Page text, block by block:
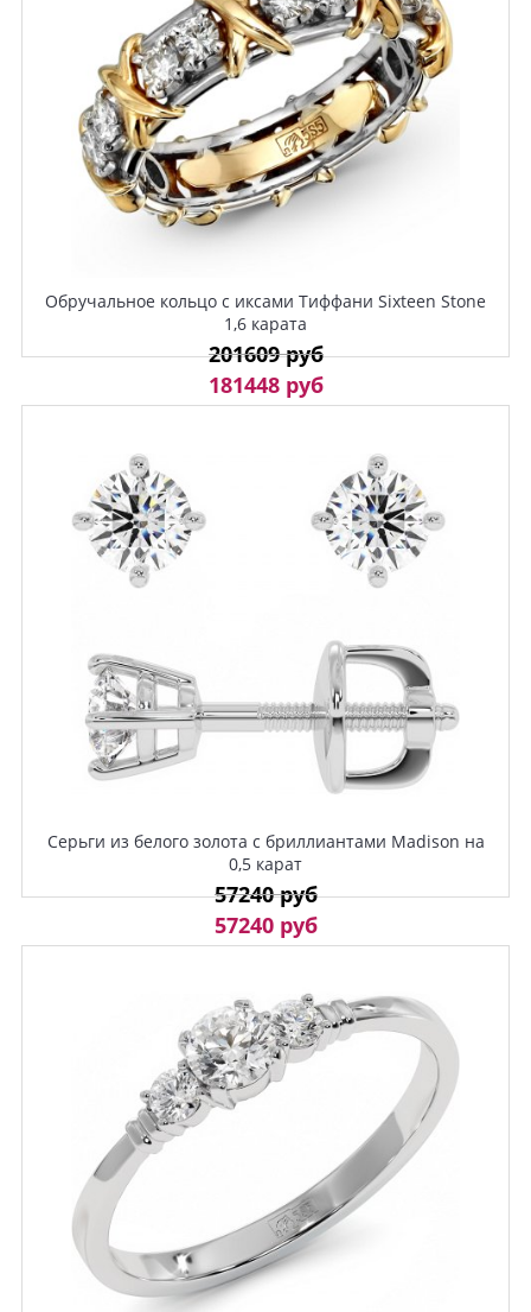
Обручальное кольцо с иксами Тиффани Sixteen Stone
1,6 карата
201609 руб
181448 руб
Серьги из белого золота с бриллиантами Madison на
0,5 карат
57240 руб
57240 руб